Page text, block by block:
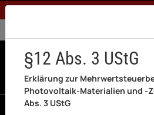
1% Rabatt bei Banküberweisung
§12 Abs. 3 UStG
Erklärung zur
Photovoltaik-Materialien und -
Abs. 3 UStG